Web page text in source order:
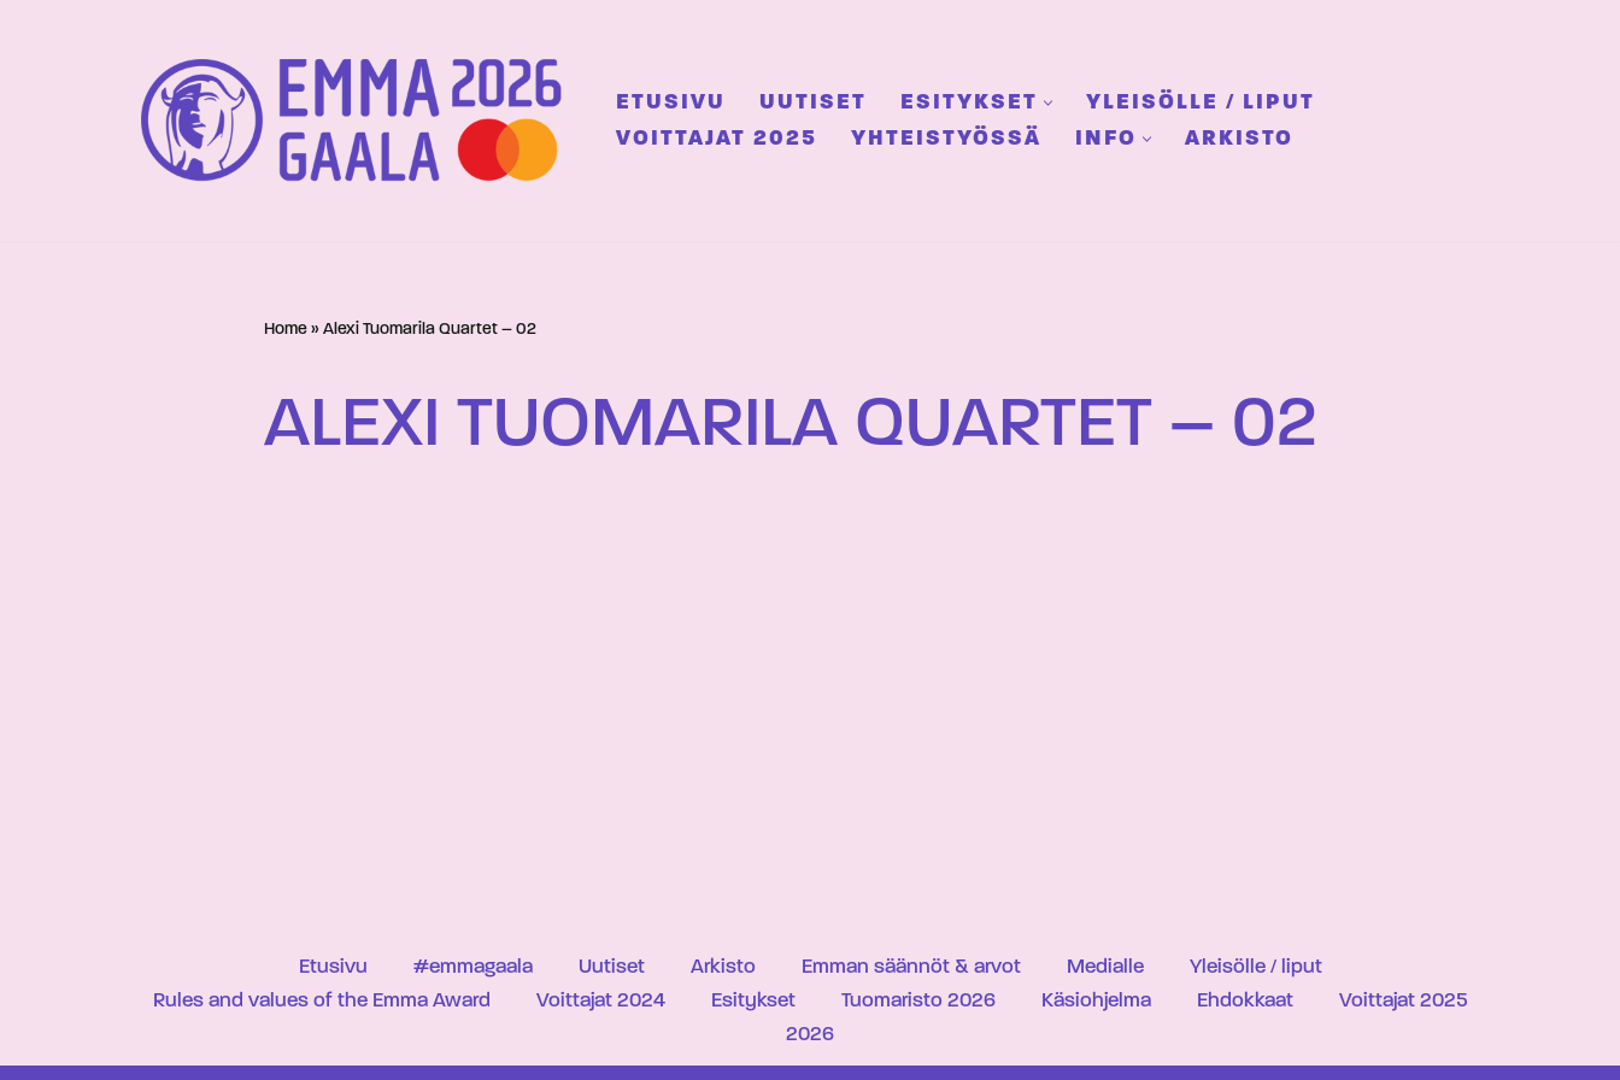
ETUSIVU UUTISET ESITYKSET
YLEISÖLLE / LIPUT
VOITTAJAT 2025
YHTEISTYÖSSÄ INFO ARKISTO
Home » Alexi Tuomarila Quartet – 02
ALEXI TUOMARILA QUARTET – 02
Etusivu #emmagaala Uutiset Arkisto Emman säännöt & arvot Medialle
Yleisölle / liput
Rules and values of the Emma Award
Voittajat 2024 Esitykset Tuomaristo 2026 Käsiohjelma Ehdokkaat
Voittajat 2025
2026